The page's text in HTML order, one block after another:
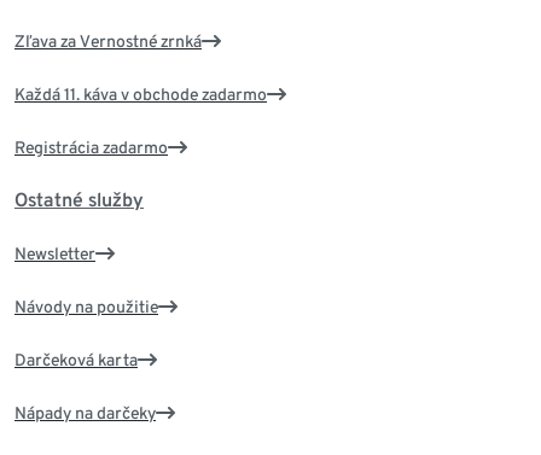
Zľava za Vernostné zrnká
Každá 11. káva v obchode zadarmo
Registrácia zadarmo
Ostatné služby
Newsletter
Návody na použitie
Darčeková karta
Nápady na darčeky